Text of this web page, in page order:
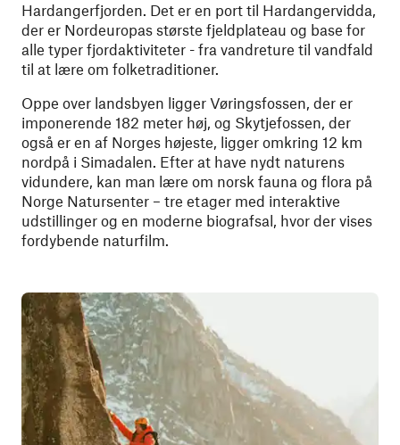
Hardangerfjorden. Det er en port til Hardangervidda,
der er Nordeuropas største fjeldplateau og base for
alle typer fjordaktiviteter - fra vandreture til vandfald
til at lære om folketraditioner.
Oppe over landsbyen ligger Vøringsfossen, der er
imponerende 182 meter høj, og Skytjefossen, der
også er en af Norges højeste, ligger omkring 12 km
nordpå i Simadalen. Efter at have nydt naturens
vidundere, kan man lære om norsk fauna og flora på
Norge Natursenter – tre etager med interaktive
udstillinger og en moderne biografsal, hvor der vises
fordybende naturfilm.